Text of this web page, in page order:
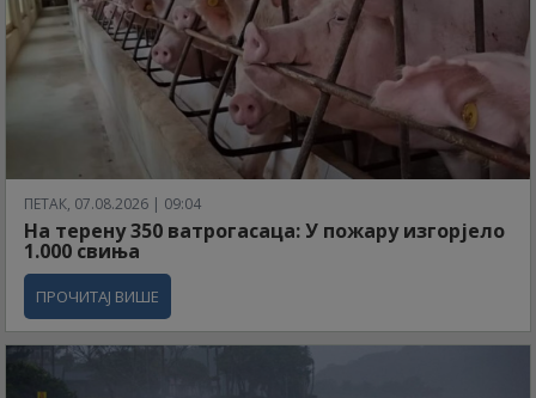
ПЕТАК, 07.08.2026 | 09:04
На терену 350 ватрогасаца: У пожару изгорјело
1.000 свиња
ПРОЧИТАЈ ВИШЕ